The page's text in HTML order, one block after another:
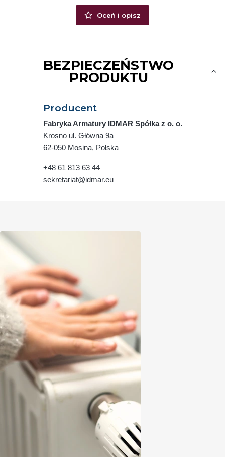
Oceń i opisz
BEZPIECZEŃSTWO
PRODUKTU
Producent
Fabryka Armatury IDMAR Spółka z o. o.
Krosno ul. Główna 9a
62-050 Mosina, Polska
+48 61 813 63 44
sekretariat@idmar.eu